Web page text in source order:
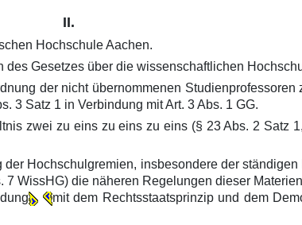
II.
Hochschule Aachen.
des Gesetzes über die wissenschaftlichen
der nicht übernommenen Studienprofessoren
3 Satz 1 in Verbindung mit Art. 3 Abs. 1 GG.
zwei zu eins zu eins zu eins (§ 23 Abs. 2 Satz
Hochschulgremien, insbesondere der
WissHG) die näheren Regelungen dieser
mit dem Rechtsstaatsprinzip und dem